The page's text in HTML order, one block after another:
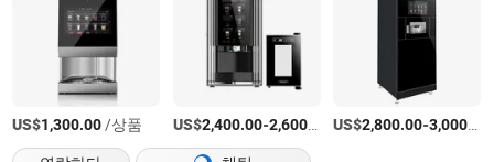
US$1,300.00/상품 US$2,400.00-2,600.00 /상품
US$2,800.00-3,000.00